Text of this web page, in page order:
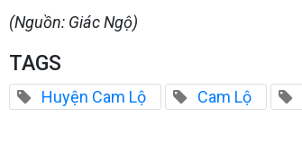
(Nguồn: Giác Ngộ)
TAGS
Huyện Cam Lộ Cam Lộ